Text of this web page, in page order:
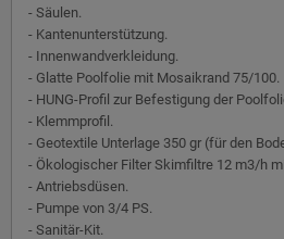
- Säulen.
- Kantenunterstützung.
- Innenwandverkleidung.
- Glatte Poolfolie mit Mosaikrand 75/100.
- HUNG-Profil zur Befestigung der
- Klemmprofil.
- Geotextile Unterlage 350 gr (für den
- Ökologischer Filter Skimfiltre 12 m3/h
- Antriebsdüsen.
- Pumpe von 3/4 PS.
- Sanitär-Kit.